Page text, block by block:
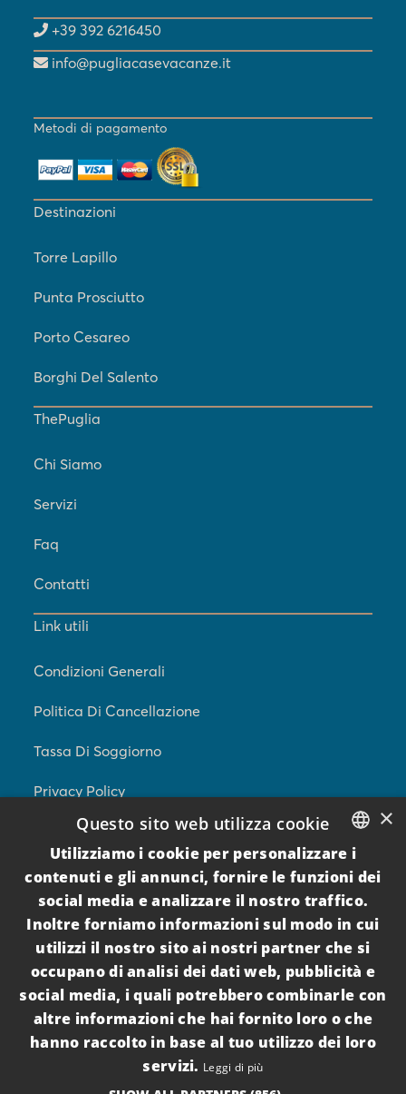
+39 392 6216450
info@pugliacasevacanze.it
Metodi di pagamento
Destinazioni
Torre Lapillo
Punta Prosciutto
Porto Cesareo
Borghi Del Salento
ThePuglia
Chi Siamo
Servizi
Faq
Contatti
Link utili
Condizioni Generali
Politica Di Cancellazione
Tassa Di Soggiorno
Privacy Policy
Cookie Policy
Per I Proprietari
Iscriviti alla newsletter
Inviando la propria mail si acconsente al
trattamento dei dati per l'invio di comunicazioni
ENGLISH
×
Questo sito web utilizza cookie
Utilizziamo i cookie per personalizzare i
contenuti e gli annunci, fornire le funzioni dei
social media e analizzare il nostro traffico.
Inoltre forniamo informazioni sul modo in cui
utilizzi il nostro sito ai nostri partner che si
occupano di analisi dei dati web, pubblicità e
social media, i quali potrebbero combinarle con
altre informazioni che hai fornito loro o che
hanno raccolto in base al tuo utilizzo dei loro
servizi. Leggi di più